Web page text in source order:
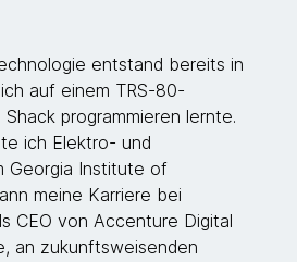
entstand bereits in
auf einem TRS-80-
programmieren lernte.
ich Elektro- und
Georgia Institute of
meine Karriere bei
CEO von Accenture Digital
an zukunftsweisenden